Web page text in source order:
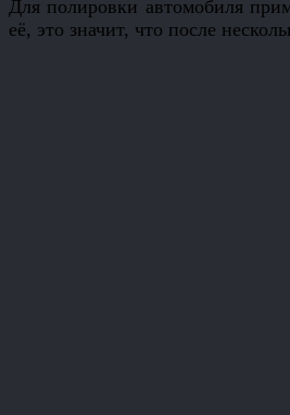
Для полировки автомобиля
её, это значит, что после